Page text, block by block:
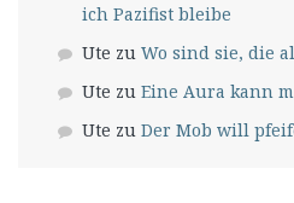
ich Pazifist bleibe
Ute zu Wo sind sie, die
Ute zu Eine Aura kann
Ute zu Der Mob will